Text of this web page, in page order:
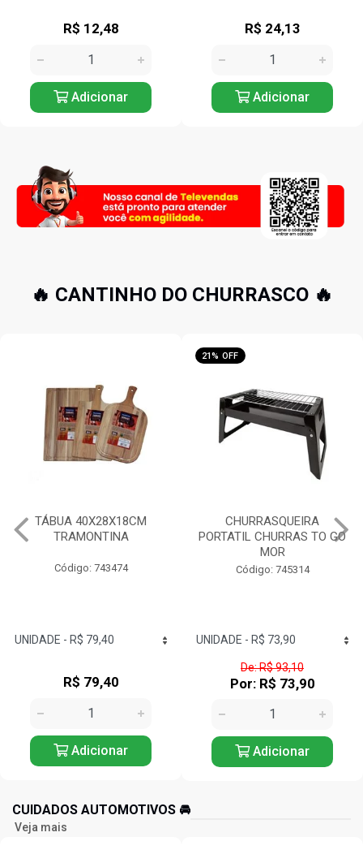
R$ 12,48
Adicionar
R$ 24,13
Adicionar
🔥 CANTINHO DO CHURRASCO 🔥
TÁBUA 40X28X18CM
TRAMONTINA
Código: 743474
R$ 79,40
Adicionar
21% OFF
CHURRASQUEIRA
PORTATIL CHURRAS TO GO
MOR
Código: 745314
De: R$ 93,10
Por: R$ 73,90
Adicionar
CUIDADOS AUTOMOTIVOS 🚘️
Veja mais